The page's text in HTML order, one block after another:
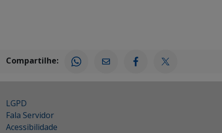
Compartilhe:
LGPD
Fala Servidor
Acessibilidade